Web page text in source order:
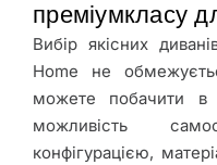
преміумкласу
Вибір якісних
Home не
можете побачити в
можливість
конфігурацією,